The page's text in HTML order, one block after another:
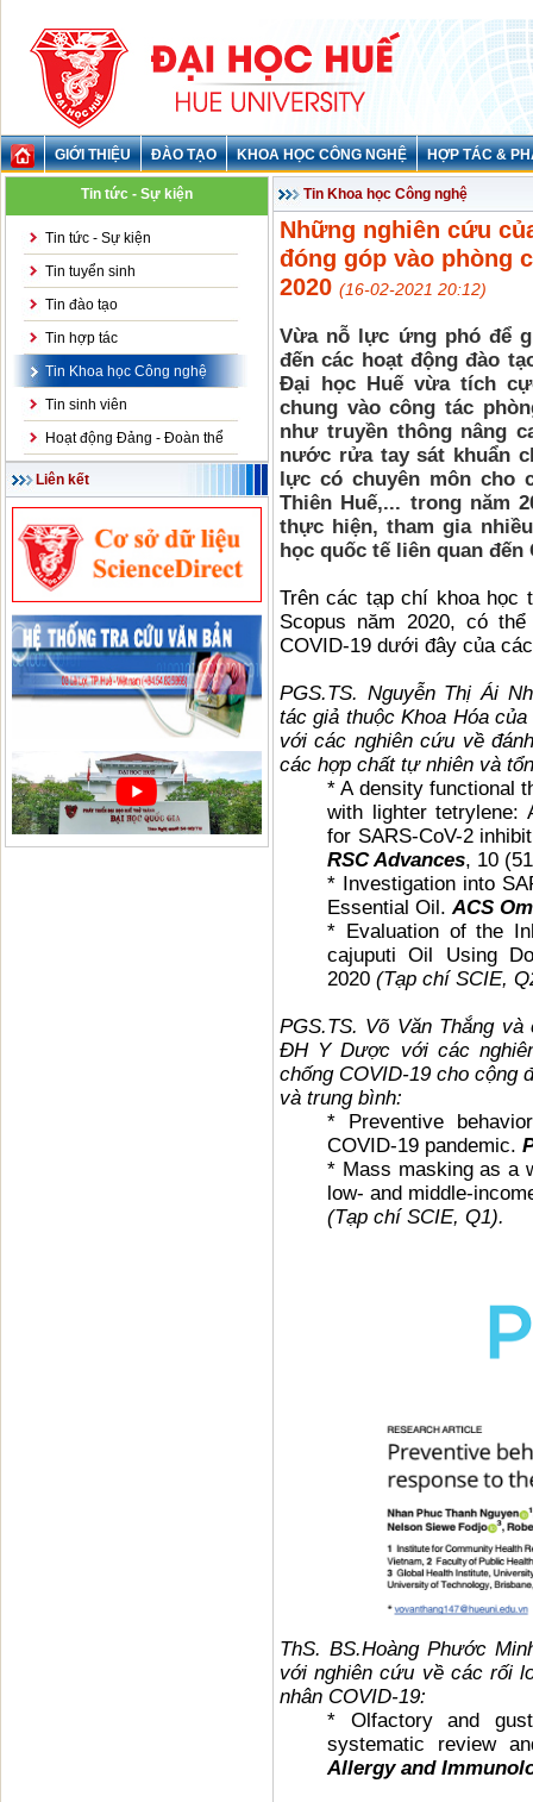
GIỚI THIỆU ĐÀO TẠO KHOA HỌC CÔNG NGHỆ HỢP TÁC &
Tin tức - Sự kiện
Tin tức - Sự kiện
Tin tuyển sinh
Tin đào tạo
Tin hợp tác
Tin Khoa học Công nghệ
Tin sinh viên
Hoạt động Đảng - Đoàn thể
Liên kết
Tin Khoa học Công nghệ
Những nghiên cứu
đóng góp vào phòng
2020 (16-02-2021 20:12)
Vừa nỗ lực ứng phó để
đến các hoạt động đào
Đại học Huế vừa tích
chung vào công tác
như truyền thông nâng
nước rửa tay sát khuẩn
lực có chuyên môn cho
Thiên Huế,... trong năm
thực hiện, tham gia
học quốc tế liên quan đến
Trên các tạp chí khoa học
Scopus năm 2020, có
COVID-19 dưới đây của
PGS.TS. Nguyễn Thị Ái
tác giả thuộc Khoa Hóa
với các nghiên cứu về
các hợp chất tự nhiên và
* A density functional
with lighter tetrylene:
for SARS-CoV-2
RSC Advances, 10
* Investigation into
Essential Oil.ACS
* Evaluation of the
cajuputi Oil Using
2020 (Tạp chí SCIE,
PGS.TS. Võ Văn Thắng
ĐH Y Dược với các
chống COVID-19 cho cộng
và trung bình:
* Preventive
COVID-19 pandemic.
* Mass masking as a
low- and middle-
(Tạp chí SCIE, Q1).
ThS. BS.Hoàng Phước
với nghiên cứu về các rối
nhân COVID-19:
* Olfactory and
systematic review
Allergy and